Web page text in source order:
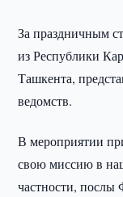
За праздничным
из Республики
Ташкента,
ведомств.
В мероприятии
свою миссию в
частности, послы